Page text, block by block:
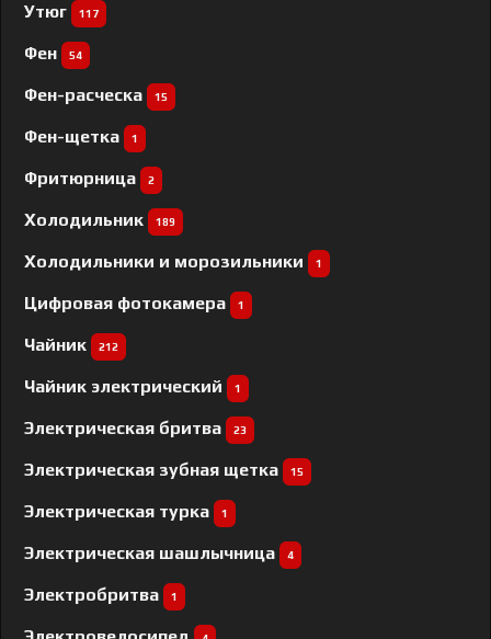
Утюг 117
Фен 54
Фен-расческа 15
Фен-щетка 1
Фритюрница 2
Холодильник 189
Холодильники и морозильники 1
Цифровая фотокамера 1
Чайник 212
Чайник электрический 1
Электрическая бритва 23
Электрическая зубная щетка 15
Электрическая турка 1
Электрическая шашлычница 4
Электробритва 1